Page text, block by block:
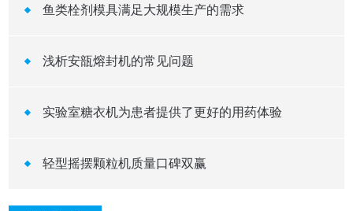
鱼类栓剂模具满足大规模生产的需求
浅析安瓿熔封机的常见问题
实验室糖衣机为患者提供了更好的用药体验
轻型摇摆颗粒机质量口碑双赢